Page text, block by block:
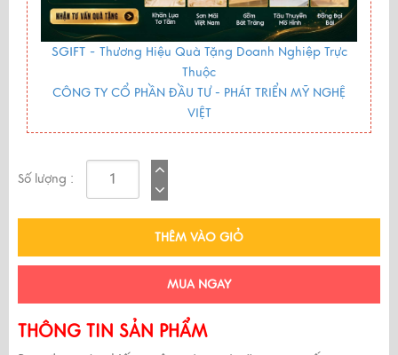
SGIFT - Thương Hiệu Quà Tặng Doanh Nghiệp Trực
Thuộc
CÔNG TY CỔ PHẦN ĐẦU TƯ - PHÁT TRIỂN MỸ NGHỆ
VIỆT
Số lượng :
THÊM VÀO GIỎ
MUA NGAY
THÔNG TIN SẢN PHẨM